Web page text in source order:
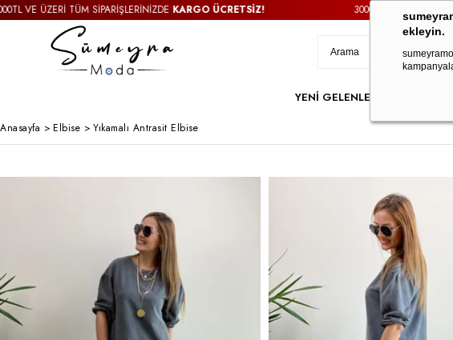
ekleyin.
ÜZERİ TÜM SİPARİŞLERİNİZDEKARGO ÜCRETSİZ! 3000TL VE ÜZERİ TÜM
YENİ GELENLER
Anasayfa > Elbise > Yıkamalı Antrasit Elbise